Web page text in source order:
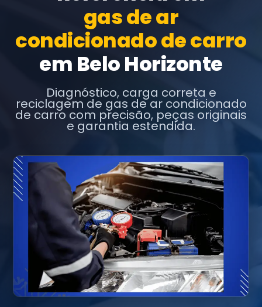
gas de ar
condicionado de carro
em Belo Horizonte
Diagnóstico, carga correta e
reciclagem de gas de ar condicionado
de carro com precisão, peças originais
e garantia estendida.